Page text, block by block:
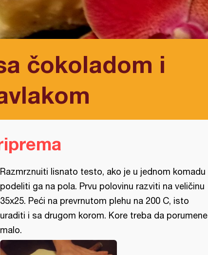
čokoladom i
Razmrznuiti lisnato testo, ako je u jednom komadu
podeliti ga na pola. Prvu polovinu razviti na veličinu
35x25. Peći na prevrnutom plehu na 200 C, isto
uraditi i sa drugom korom. Kore treba da porumene
malo.